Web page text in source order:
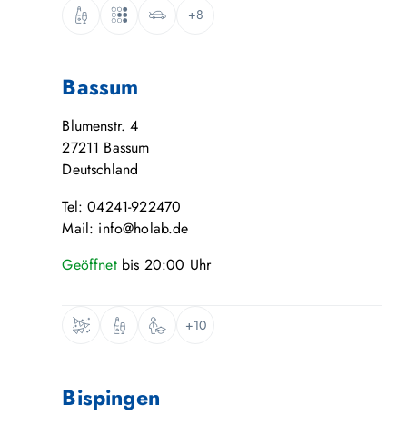
+8
Bassum
Blumenstr. 4
27211 Bassum
Deutschland
Tel: 04241-922470
Mail: info@holab.de
Geöffnet bis 20:00 Uhr
+10
Bispingen